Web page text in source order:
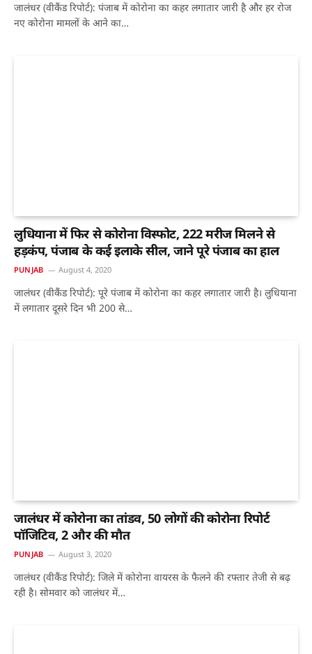
जालंधर (वीकैंड रिपोर्ट): पंजाब में कोरोना का कहर लगातार जारी है और हर रोज
नए कोरोना मामलों के आने का…
लुधियाना में फिर से कोरोना विस्फोट, 222 मरीज मिलने से
हड़कंप, पंजाब के कई इलाके सील, जाने पूरे पंजाब का हाल
PUNJAB August 4, 2020
जालंधर (वीकैंड रिपोर्ट): पूरे पंजाब में कोरोना का कहर लगातार जारी है। लुधियाना
में लगातार दूसरे दिन भी 200 से…
जालंधर में कोरोना का तांडव, 50 लोगों की कोरोना रिपोर्ट
पॉजिटिव, 2 और की मौत
PUNJAB August 3, 2020
जालंधर (वीकैंड रिपोर्ट): जिले में कोरोना वायरस के फैलने की रफ्तार तेजी से बढ़
रही है। सोमवार को जालंधर में…